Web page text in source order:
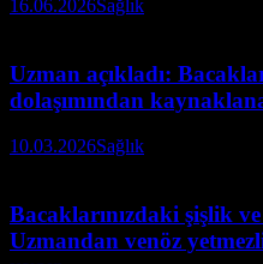
16.06.2026Sağlık
Uzman açıkladı:
dolaşımından
10.03.2026Sağlık
Bacaklarınızdaki şişlik
Uzmandan venöz